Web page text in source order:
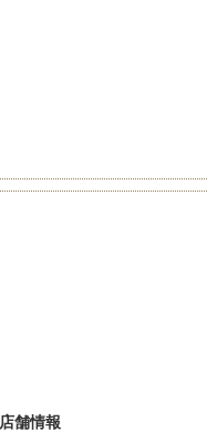
店舗情報